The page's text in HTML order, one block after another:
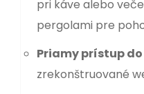
pri káve alebo
pergolami pre
Priamy prístup
zrekonštruované